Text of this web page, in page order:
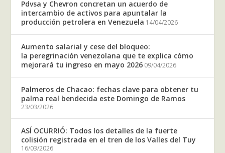
Pdvsa y Chevron concretan un acuerdo de
intercambio de activos para apuntalar la
producción petrolera en Venezuela 14/04/2026
Aumento salarial y cese del bloqueo:
la peregrinación venezolana que te explica cómo
mejorará tu ingreso en mayo 2026 09/04/2026
Palmeros de Chacao: fechas clave para obtener tu
palma real bendecida este Domingo de Ramos
23/03/2026
ASÍ OCURRIÓ: Todos los detalles de la fuerte
colisión registrada en el tren de los Valles del Tuy
16/03/2026